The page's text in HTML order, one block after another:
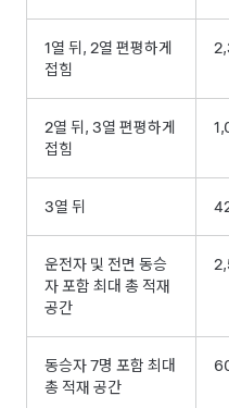
1열 뒤, 2열 편평하게
접힘
2열 뒤, 3열 편평하게
접힘
3열 뒤
운전자 및 전면 동승
자 포함 최대 총 적재
공간
동승자 7명 포함 최대
총 적재 공간